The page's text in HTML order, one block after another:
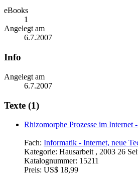
eBooks
1
Angelegt am
6.7.2007
Info
Angelegt am
6.7.2007
Texte (1)
Rhizomorphe Prozesse im Internet
Fach: Informatik - Internet, neue
Kategorie: Hausarbeit , 2003 26
Katalognummer: 15211
Preis: US$ 18,99